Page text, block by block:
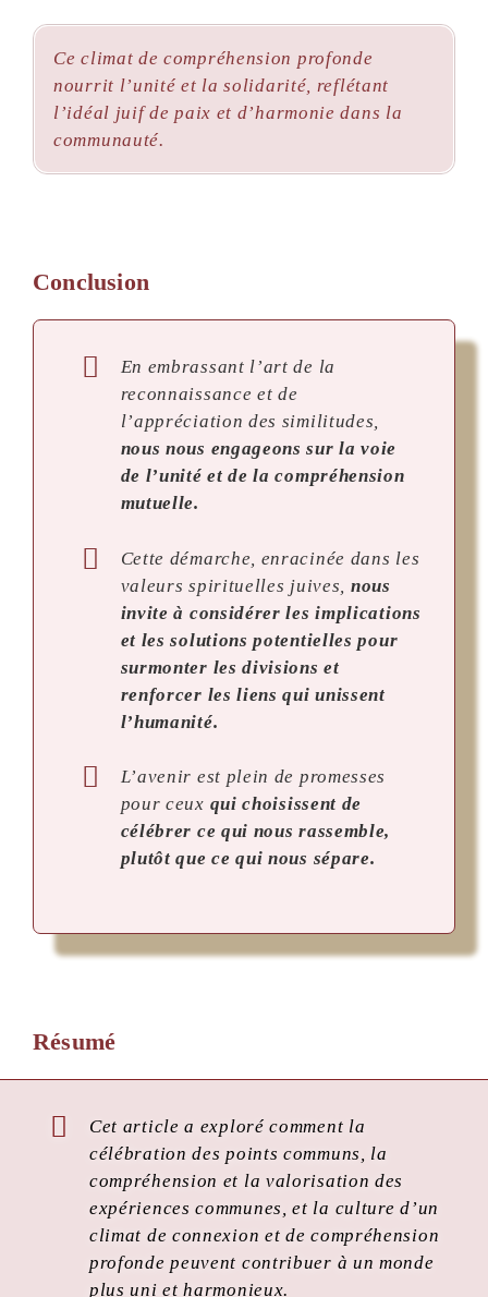
Ce climat de compréhension profonde
nourrit l’unité et la solidarité, reflétant
l’idéal juif de paix et d’harmonie dans la
communauté.
Conclusion
En embrassant l’art de la
reconnaissance et de
l’appréciation des similitudes,
nous nous engageons sur la voie
de l’unité et de la compréhension
mutuelle.
Cette démarche, enracinée dans les
valeurs spirituelles juives, nous
invite à considérer les implications
et les solutions potentielles pour
surmonter les divisions et
renforcer les liens qui unissent
l’humanité.
L’avenir est plein de promesses
pour ceux qui choisissent de
célébrer ce qui nous rassemble,
plutôt que ce qui nous sépare.
Résumé
Cet article a exploré comment la
célébration des points communs, la
compréhension et la valorisation des
expériences communes, et la culture d’un
climat de connexion et de compréhension
profonde peuvent contribuer à un monde
plus uni et harmonieux.